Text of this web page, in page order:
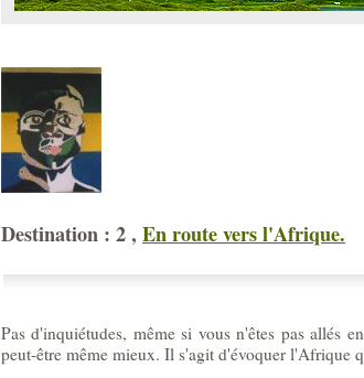
Destination : 2 , En route vers l'Afrique.
Pas d'inquiétudes, même si vous n'êtes pas allés
peut-être même mieux. Il s'agit d'évoquer l'Afrique